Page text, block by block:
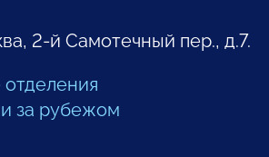
2-й Самотечный пер., д.7.
за рубежом